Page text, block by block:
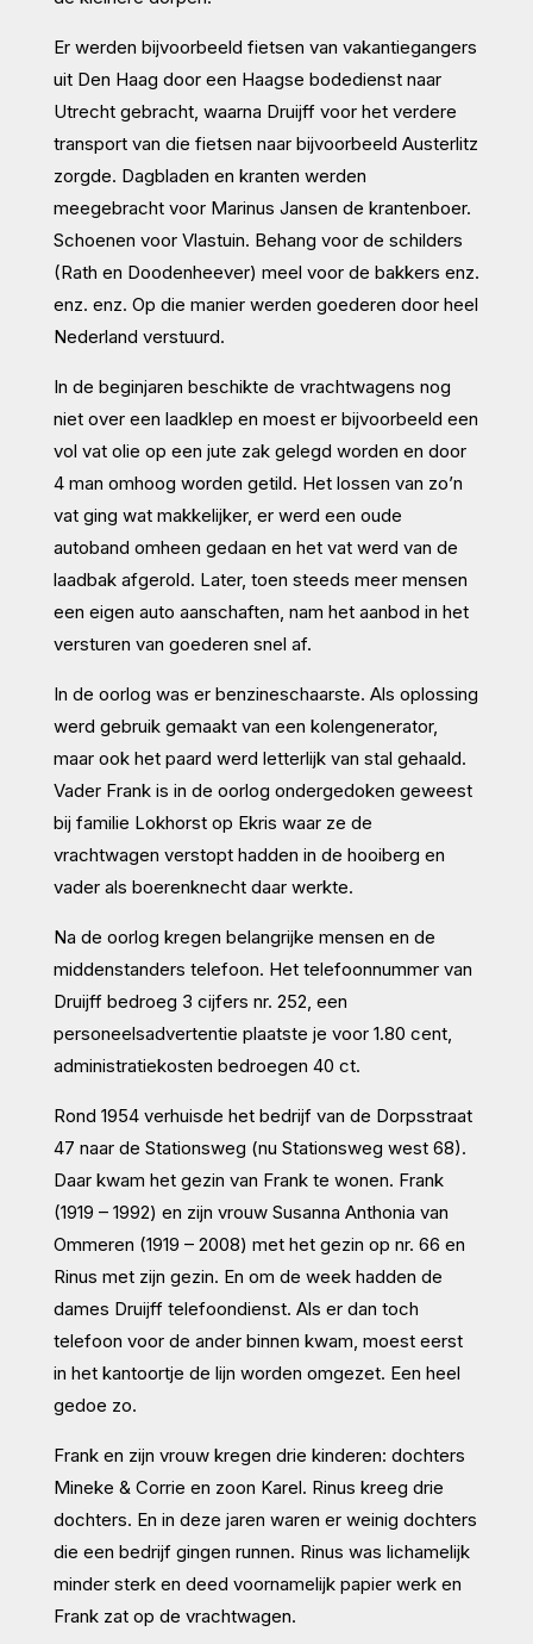
Er werden bijvoorbeeld fietsen van vakantiegangers
uit Den Haag door een Haagse bodedienst naar
Utrecht gebracht, waarna Druijff voor het verdere
transport van die fietsen naar bijvoorbeeld Austerlitz
zorgde. Dagbladen en kranten werden
meegebracht voor Marinus Jansen de krantenboer.
Schoenen voor Vlastuin. Behang voor de schilders
(Rath en Doodenheever) meel voor de bakkers enz.
enz. enz. Op die manier werden goederen door heel
Nederland verstuurd.
In de beginjaren beschikte de vrachtwagens nog
niet over een laadklep en moest er bijvoorbeeld een
vol vat olie op een jute zak gelegd worden en door
4 man omhoog worden getild. Het lossen van zo’n
vat ging wat makkelijker, er werd een oude
autoband omheen gedaan en het vat werd van de
laadbak afgerold. Later, toen steeds meer mensen
een eigen auto aanschaften, nam het aanbod in het
versturen van goederen snel af.
In de oorlog was er benzineschaarste. Als oplossing
werd gebruik gemaakt van een kolengenerator,
maar ook het paard werd letterlijk van stal gehaald.
Vader Frank is in de oorlog ondergedoken geweest
bij familie Lokhorst op Ekris waar ze de
vrachtwagen verstopt hadden in de hooiberg en
vader als boerenknecht daar werkte.
Na de oorlog kregen belangrijke mensen en de
middenstanders telefoon. Het telefoonnummer van
Druijff bedroeg 3 cijfers nr. 252, een
personeelsadvertentie plaatste je voor 1.80 cent,
administratiekosten bedroegen 40 ct.
Rond 1954 verhuisde het bedrijf van de Dorpsstraat
47 naar de Stationsweg (nu Stationsweg west 68).
Daar kwam het gezin van Frank te wonen. Frank
(1919 – 1992) en zijn vrouw Susanna Anthonia van
Ommeren (1919 – 2008) met het gezin op nr. 66 en
Rinus met zijn gezin. En om de week hadden de
dames Druijff telefoondienst. Als er dan toch
telefoon voor de ander binnen kwam, moest eerst
in het kantoortje de lijn worden omgezet. Een heel
gedoe zo.
Frank en zijn vrouw kregen drie kinderen: dochters
Mineke & Corrie en zoon Karel. Rinus kreeg drie
dochters. En in deze jaren waren er weinig dochters
die een bedrijf gingen runnen. Rinus was lichamelijk
minder sterk en deed voornamelijk papier werk en
Frank zat op de vrachtwagen.